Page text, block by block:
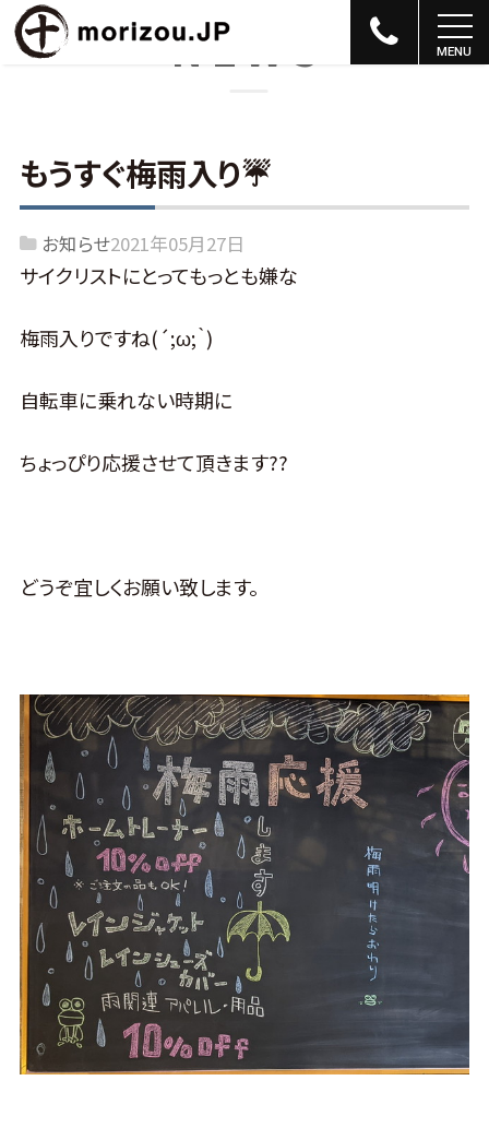
NEWS
もうすぐ梅雨入り☔
お知らせ2021年05月27日
サイクリストにとってもっとも嫌な
梅雨入りですね(´;ω;｀)
自転車に乗れない時期に
ちょっぴり応援させて頂きます?‍?
どうぞ宜しくお願い致します。